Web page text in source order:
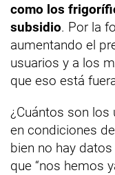
como los
subsidio. Por la
aumentando el
usuarios y a los
que eso está
¿Cuántos son los
en condiciones
bien no hay
que “nos hemos